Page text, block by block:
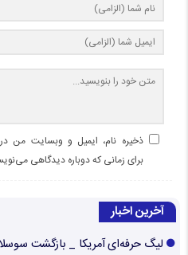
ذخیره نام، ایمیل و وبسایت من در
برای زمانی که دوباره دیدگاهی
آخرین اخبار
لیگ حرفه‌ای آمریکا _ بازگشت